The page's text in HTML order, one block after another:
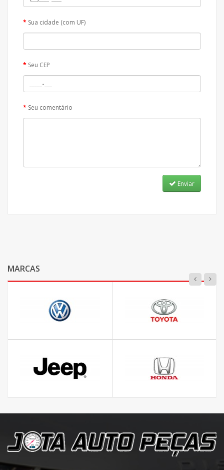
Sua cidade (com UF)
Seu CEP
Seu comentário
Enviar
MARCAS